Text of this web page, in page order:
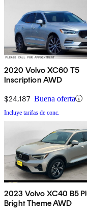
2020 Volvo XC60 T5
Inscription AWD
$24,187 Buena oferta
Incluye tarifas de conc.
2023 Volvo XC40 B5
Bright Theme AWD